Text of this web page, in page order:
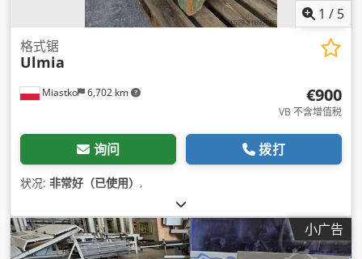
1 / 5
Miastko 6,702 km
格式锯
Ulmia
€900
VB 不含增值税
询问 拨打
状况: 非常好（已使用） ,
小广告